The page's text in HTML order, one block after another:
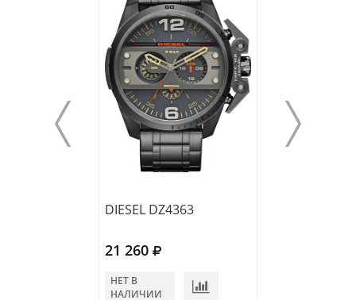
DIESEL DZ4363
21 260
НЕТ В
НАЛИЧИИ